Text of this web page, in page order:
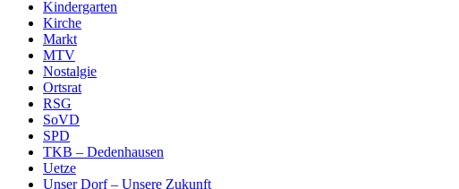
Kindergarten
Kirche
Markt
MTV
Nostalgie
Ortsrat
RSG
SoVD
SPD
TKB – Dedenhausen
Uetze
Unser Dorf – Unsere Zukunft